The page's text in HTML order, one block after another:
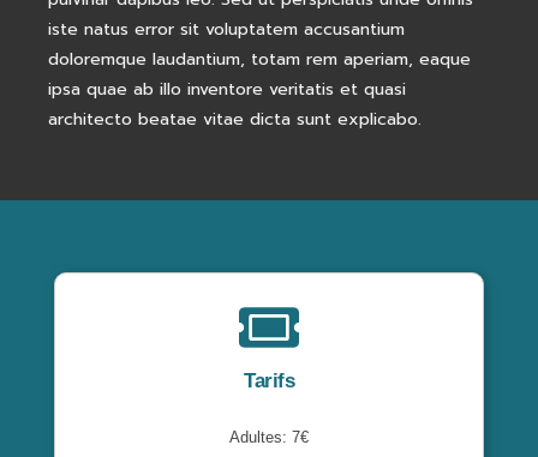
iste natus error sit voluptatem accusantium
doloremque laudantium, totam rem aperiam, eaque
ipsa quae ab illo inventore veritatis et quasi
architecto beatae vitae dicta sunt explicabo.
Tarifs
Adultes: 7€